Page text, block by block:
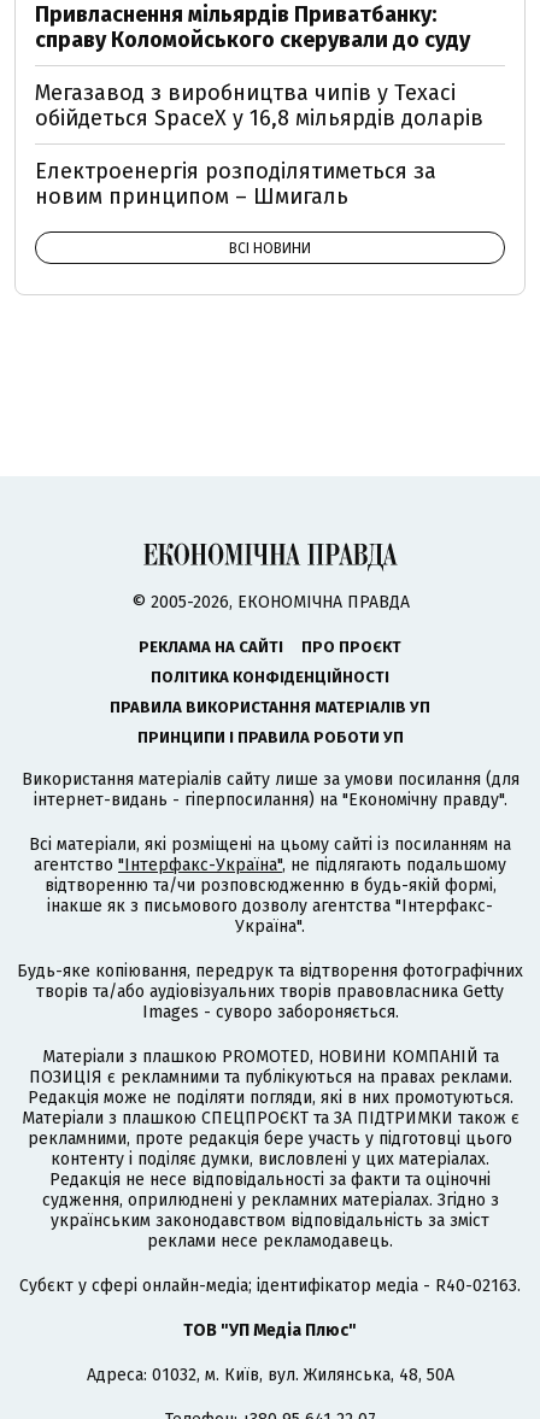
Привласнення мільярдів Приватбанку:
справу Коломойського скерували до суду
Мегазавод з виробництва чипів у Техасі
обійдеться SpaceX у 16,8 мільярдів доларів
Електроенергія розподілятиметься за
новим принципом – Шмигаль
ВСІ НОВИНИ
© 2005-2026, ЕКОНОМІЧНА ПРАВДА
РЕКЛАМА НА САЙТІ
ПРО ПРОЄКТ
ПОЛІТИКА КОНФІДЕНЦІЙНОСТІ
ПРАВИЛА ВИКОРИСТАННЯ МАТЕРІАЛІВ УП
ПРИНЦИПИ І ПРАВИЛА РОБОТИ УП
Використання матеріалів сайту лише за умови посилання (для
інтернет-видань - гіперпосилання) на "Економічну правду".
Всі матеріали, які розміщені на цьому сайті із посиланням на
агентство "Інтерфакс-Україна", не підлягають подальшому
відтворенню та/чи розповсюдженню в будь-якій формі,
інакше як з письмового дозволу агентства "Інтерфакс-
Україна".
Будь-яке копіювання, передрук та відтворення фотографічних
творів та/або аудіовізуальних творів правовласника Getty
Images - суворо забороняється.
Матеріали з плашкою PROMOTED, НОВИНИ КОМПАНІЙ та
ПОЗИЦІЯ є рекламними та публікуються на правах реклами.
Редакція може не поділяти погляди, які в них промотуються.
Матеріали з плашкою СПЕЦПРОЄКТ та ЗА ПІДТРИМКИ також є
рекламними, проте редакція бере участь у підготовці цього
контенту і поділяє думки, висловлені у цих матеріалах.
Редакція не несе відповідальності за факти та оціночні
судження, оприлюднені у рекламних матеріалах. Згідно з
українським законодавством відповідальність за зміст
реклами несе рекламодавець.
Cубєкт у сфері онлайн-медіа; ідентифікатор медіа - R40-02163.
ТОВ "УП Медіа Плюс"
Адреса: 01032, м. Київ, вул. Жилянська, 48, 50А